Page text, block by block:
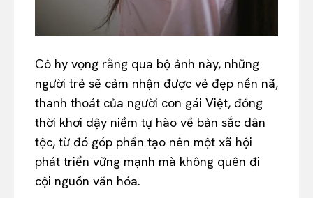
Cô hy vọng rằng qua bộ ảnh này, những
người trẻ sẽ cảm nhận được vẻ đẹp nền nã,
thanh thoát của người con gái Việt, đồng
thời khơi dậy niềm tự hào về bản sắc dân
tộc, từ đó góp phần tạo nên một xã hội
phát triển vững mạnh mà không quên đi
cội nguồn văn hóa.